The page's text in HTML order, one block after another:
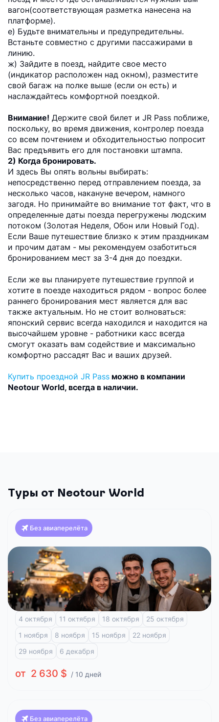
вагон(соответствующая разметка нанесена на
платформе).
е) Будьте внимательны и предупредительны.
Встаньте совместно с другими пассажирами в
линию.
ж) Зайдите в поезд, найдите свое место
(индикатор расположен над окном), разместите
свой багаж на полке выше (если он есть) и
наслаждайтесь комфортной поездкой.
Внимание! Держите свой билет и JR Pass поближе,
поскольку, во время движения, контролер поезда
со всем почтением и обходительностью попросит
Вас предъявить его для постановки штампа.
2) Когда бронировать.
И здесь Вы опять вольны выбирать:
непосредственно перед отправлением поезда, за
несколько часов, накануне вечером, намного
загодя. Но принимайте во внимание тот факт, что в
определенные даты поезда перегружены людским
потоком (Золотая Неделя, Обон или Новый Год).
Если Ваше путешествие близко к этим праздникам
и прочим датам - мы рекомендуем озаботиться
бронированием мест за 3-4 дня до поездки.
Если же вы планируете путешествие группой и
хотите в поезде находиться рядом - вопрос более
раннего бронирования мест является для вас
также актуальным. Но не стоит волноваться:
японский сервис всегда находился и находится на
высочайшем уровне - работники касс всегда
смогут оказать вам содействие и максимально
комфортно рассадят Вас и ваших друзей.
Купить проездной JR Pass можно в компании
Neotour World, всегда в наличии.
Туры от Neotour World
Без авиаперелёта
Япония
Красоты Японии, Клёны (Токио-Осака)
Токио Фудзи-Кавагучико Киото
Арасияма
Хиросима
4 октября 11 октября 18 октября
25 октября
1 ноября
8 ноября 15 ноября
22 ноября
29 ноября
6 декабря
от 2 630 $ / 10 дней
Без авиаперелёта